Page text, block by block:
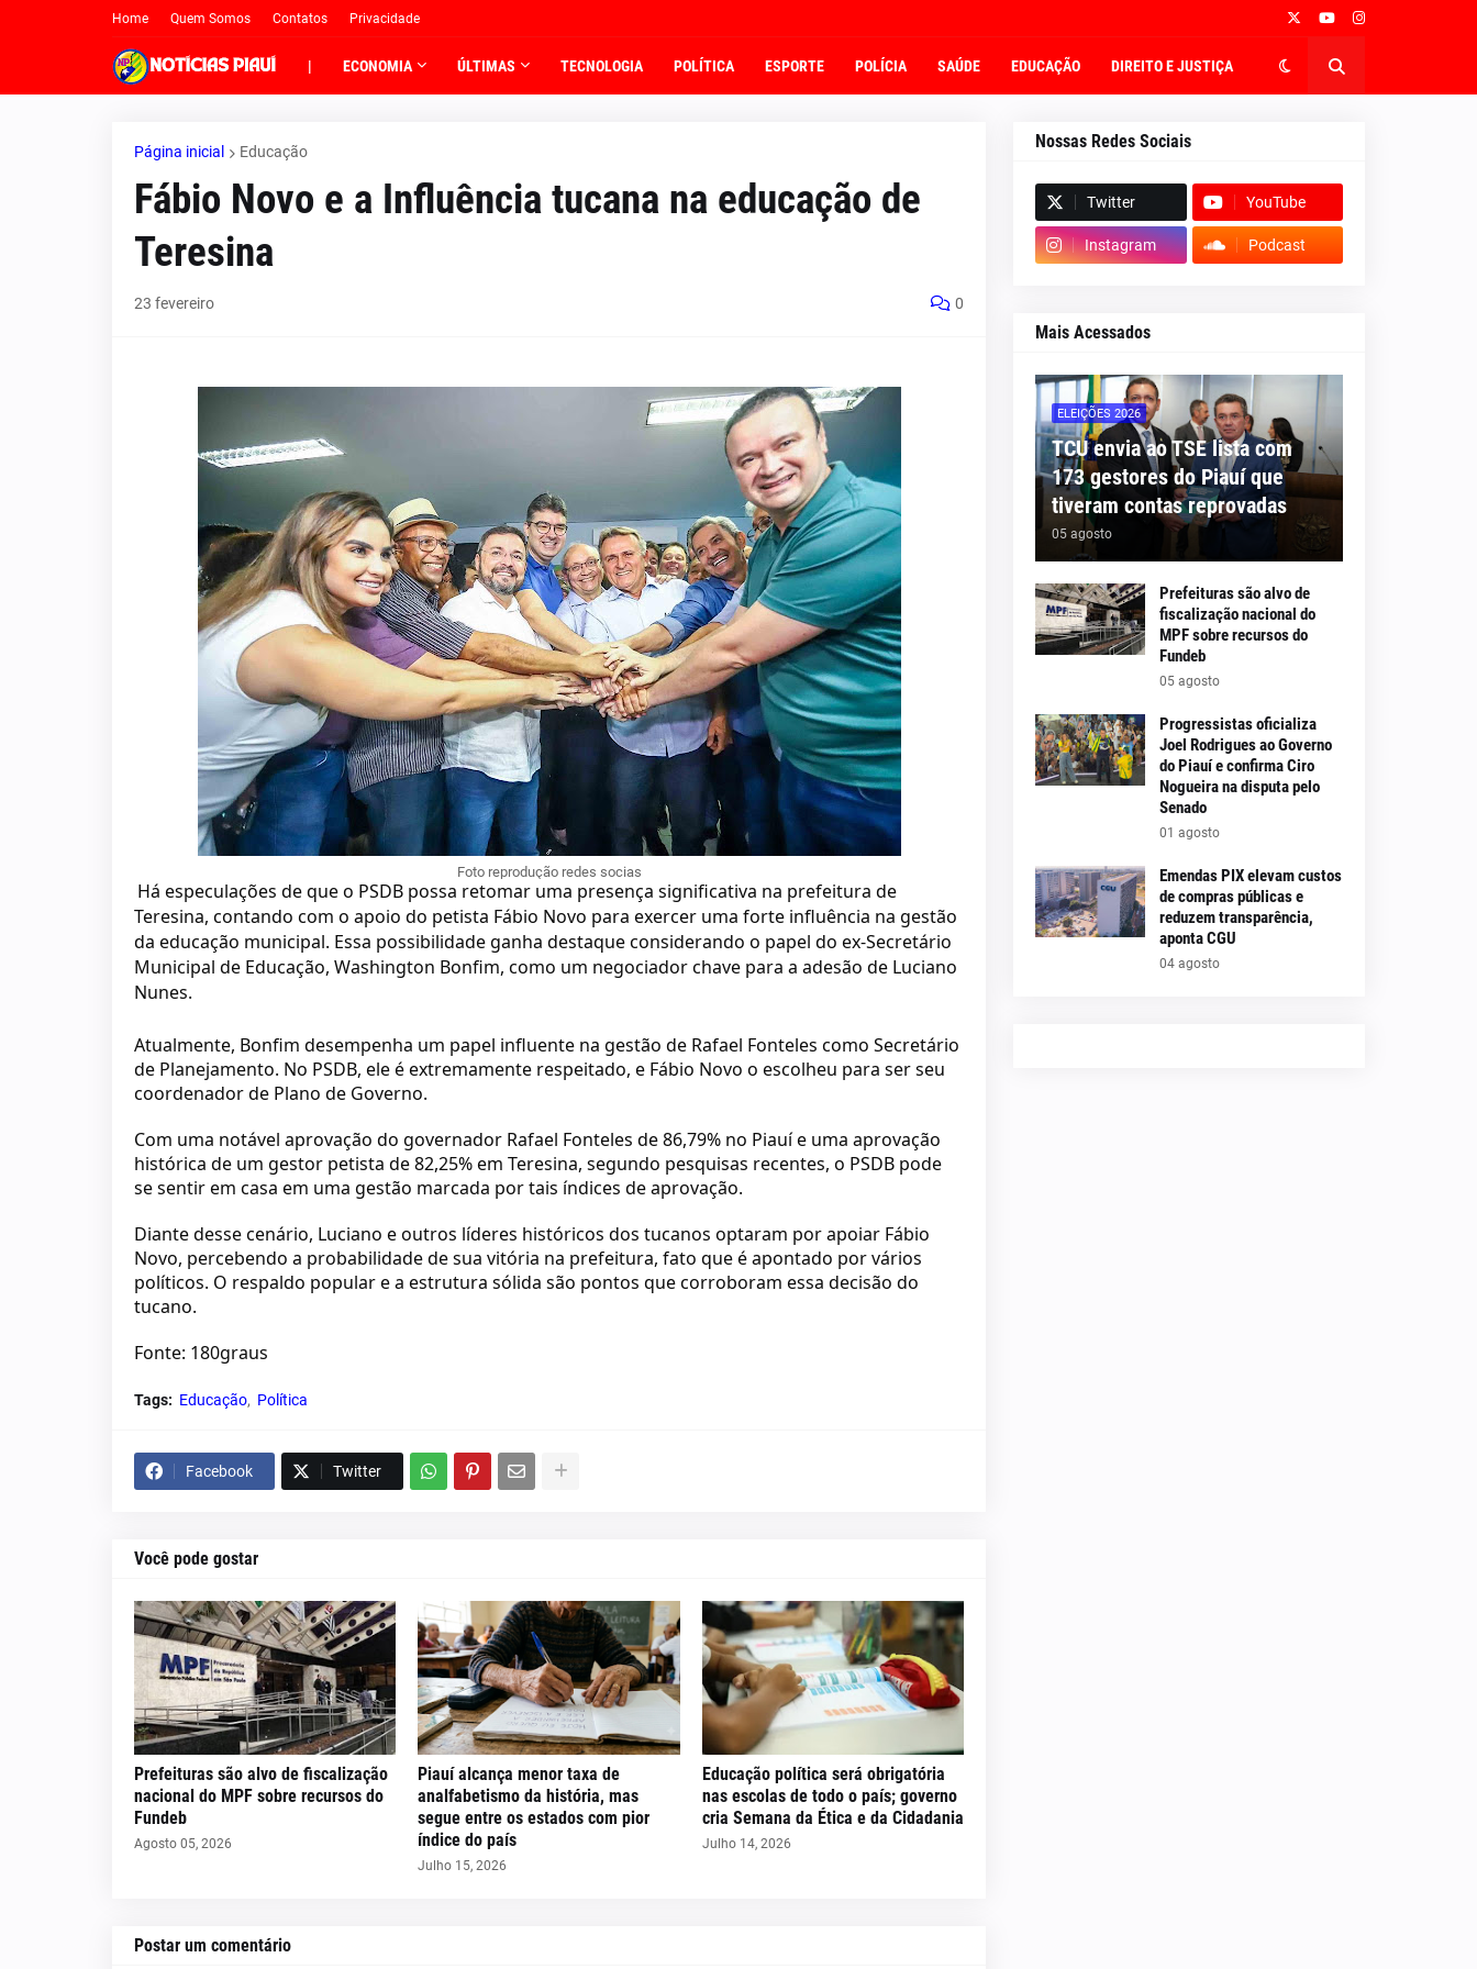
Home Quem Somos Contatos Privacidade
| ECONOMIA ÚLTIMAS TECNOLOGIA POLÍTICA ESPORTE POLÍCIA SAÚDE EDUCAÇÃO DIREITO E JUSTIÇA
Página inicial Educação
Fábio Novo e a Influência tucana na educação de
Teresina
23 fevereiro 0
Foto reprodução redes socias
Há especulações de que o PSDB possa retomar uma presença significativa na prefeitura de
Teresina, contando com o apoio do petista Fábio Novo para exercer uma forte influência na gestão
da educação municipal. Essa possibilidade ganha destaque considerando o papel do ex-Secretário
Municipal de Educação, Washington Bonfim, como um negociador chave para a adesão de Luciano
Nunes.
Atualmente, Bonfim desempenha um papel influente na gestão de Rafael Fonteles como Secretário
de Planejamento. No PSDB, ele é extremamente respeitado, e Fábio Novo o escolheu para ser seu
coordenador de Plano de Governo.
Com uma notável aprovação do governador Rafael Fonteles de 86,79% no Piauí e uma aprovação
histórica de um gestor petista de 82,25% em Teresina, segundo pesquisas recentes, o PSDB pode
se sentir em casa em uma gestão marcada por tais índices de aprovação.
Diante desse cenário, Luciano e outros líderes históricos dos tucanos optaram por apoiar Fábio
Novo, percebendo a probabilidade de sua vitória na prefeitura, fato que é apontado por vários
políticos. O respaldo popular e a estrutura sólida são pontos que corroboram essa decisão do
tucano.
Fonte: 180graus
Tags: Educação Política
Facebook Twitter
Você pode gostar
Prefeituras são alvo de fiscalização
nacional do MPF sobre recursos do
Fundeb
Agosto 05, 2026
Piauí alcança menor taxa de
analfabetismo da história, mas
segue entre os estados com pior
índice do país
Julho 15, 2026
Educação política será obrigatória
nas escolas de todo o país; governo
cria Semana da Ética e da Cidadania
Julho 14, 2026
Postar um comentário
Nossas Redes Sociais
Twitter YouTube
Instagram Podcast
Mais Acessados
ELEIÇÕES 2026
TCU envia ao TSE lista com
173 gestores do Piauí que
tiveram contas reprovadas
05 agosto
Prefeituras são alvo de
fiscalização nacional do
MPF sobre recursos do
Fundeb
05 agosto
Progressistas oficializa
Joel Rodrigues ao Governo
do Piauí e confirma Ciro
Nogueira na disputa pelo
Senado
01 agosto
Emendas PIX elevam custos
de compras públicas e
reduzem transparência,
aponta CGU
04 agosto